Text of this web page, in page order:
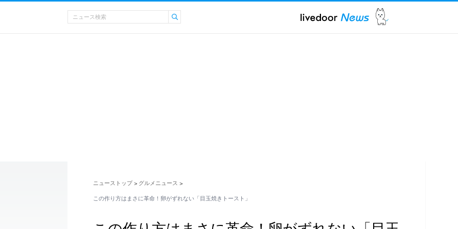
ニューストップ > グルメニュース >
この作り方はまさに革命！卵がずれない「目玉焼きトースト」